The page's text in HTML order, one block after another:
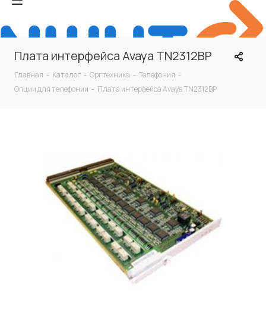
Плата интерфейса Avaya TN2312BP
Главная - Каталог - Оргтехника - Телефония -
Опции для телефонии - Плата интерфейса Avaya TN2312BP